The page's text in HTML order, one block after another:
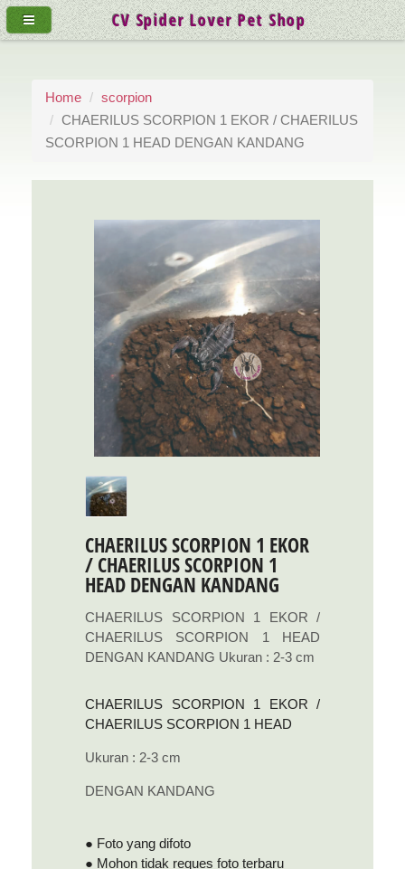
Home
scorpion
CHAERILUS SCORPION 1 EKOR / CHAERILUS
SCORPION 1 HEAD DENGAN KANDANG
CHAERILUS SCORPION 1 EKOR
/ CHAERILUS SCORPION 1
HEAD DENGAN KANDANG
CHAERILUS SCORPION 1 EKOR /
CHAERILUS SCORPION 1 HEAD
DENGAN KANDANG Ukuran : 2-3 cm
CHAERILUS SCORPION 1 EKOR /
CHAERILUS SCORPION 1 HEAD
Ukuran : 2-3 cm
DENGAN KANDANG
● Foto yang difoto
● Mohon tidak reques foto terbaru
CV Spider Lover Pet Shop